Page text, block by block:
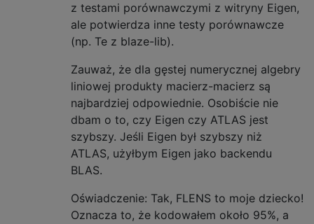
z testami porównawczymi z witryny Eigen,
ale potwierdza inne testy porównawcze
(np. Te z blaze-lib).
Zauważ, że dla gęstej numerycznej algebry
liniowej produkty macierz-macierz są
najbardziej odpowiednie. Osobiście nie
dbam o to, czy Eigen czy ATLAS jest
szybszy. Jeśli Eigen był szybszy niż
ATLAS, użyłbym Eigen jako backendu
BLAS.
Oświadczenie: Tak, FLENS to moje dziecko!
Oznacza to, że kodowałem około 95%, a